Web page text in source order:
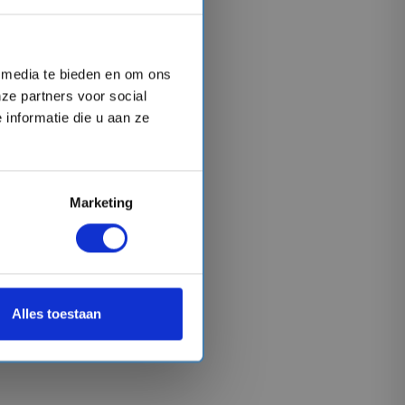
te bieden en om ons
partners voor social
die u aan ze
Marketing
Alles toestaan